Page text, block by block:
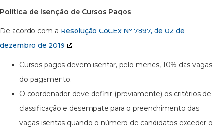
Política de Isenção de Cursos Pagos
De acordo com a Resolução CoCEx Nº 7897, de 02 de
dezembro de 2019
Cursos pagos devem isentar, pelo menos, 10% das vagas
do pagamento.
O coordenador deve definir (previamente) os critérios de
classificação e desempate para o preenchimento das
vagas isentas quando o número de candidatos exceder o